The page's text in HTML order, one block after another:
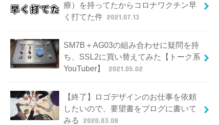
療）を持ってたからコロナワクチン早
く打てた件 2021.07.13
SM7B＋AG03の組み合わせに疑問を持
ち、SSL2に買い替えてみた【トーク系
YouTuber】
2021.05.02
【終了】ロゴデザインのお仕事を依頼
したいので、要望書をブログに書いて
みる
2020.03.08